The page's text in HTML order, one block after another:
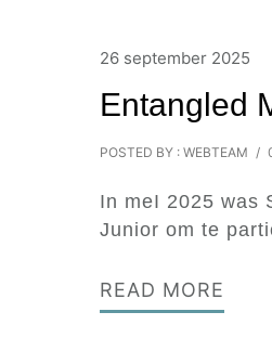
26 september 2025
Entangled
POSTED BY : WEBTEAM /
In meI 2025 was
Junior om te
READ MORE